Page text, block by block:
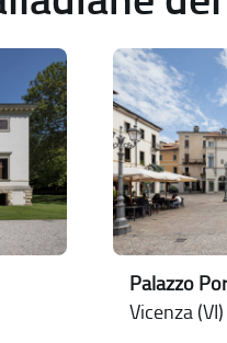
Palazzo
Vicenza (VI)